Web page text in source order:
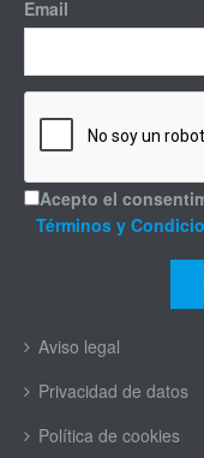
Email
Acepto el
Términos y
Aviso legal
Privacidad de datos
Política de cookies